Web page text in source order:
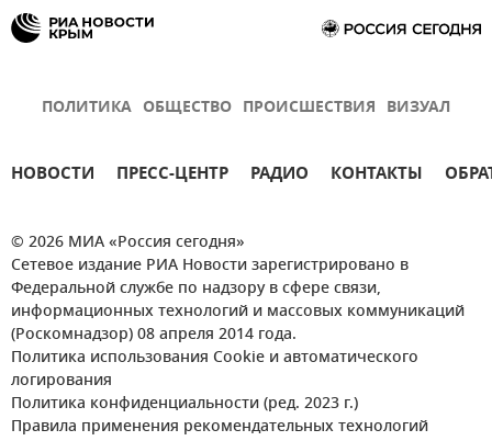
ПОЛИТИКА ОБЩЕСТВО ПРОИСШЕСТВИЯ ВИЗУАЛ
НОВОСТИ ПРЕСС-ЦЕНТР РАДИО КОНТАКТЫ
© 2026 МИА «Россия сегодня»
Сетевое издание РИА Новости зарегистрировано в
Федеральной службе по надзору в сфере связи,
информационных технологий и массовых коммуникаций
(Роскомнадзор) 08 апреля 2014 года.
Политика использования Cookie и автоматического
логирования
Политика конфиденциальности (ред. 2023 г.)
Правила применения рекомендательных технологий